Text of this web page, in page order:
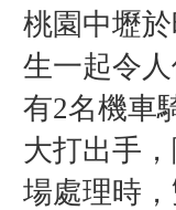
桃園中壢
生一起令人
有2名機車
大打出手
場處理時